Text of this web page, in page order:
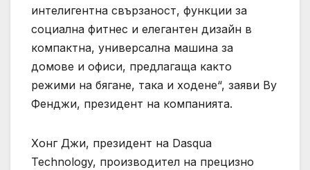
интелигентна свързаност, функции за
социална фитнес и елегантен дизайн в
компактна, универсална машина за
домове и офиси, предлагаща както
режими на бягане, така и ходене“, заяви Ву
Фенджи, президент на компанията.
Хонг Джи, президент на Dasqua
Technology, производител на прецизно